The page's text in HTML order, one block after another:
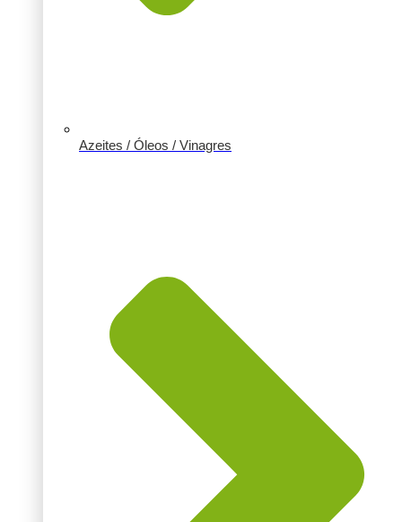
Azeites / Óleos / Vinagres